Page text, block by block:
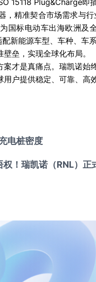
，精准契合市场需求与
国标电动车出海欧洲
新能源车型、车种、
垒，实现全球化布局。
才是真痛点。瑞凯诺
户提供稳定、可靠、高
电桩密度
！瑞凯诺（RNL）正